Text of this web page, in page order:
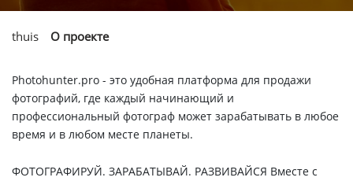
thuis О проекте
Photohunter.pro - это удобная платформа для продажи
фотографий, где каждый начинающий и
профессиональный фотограф может зарабатывать в любое
время и в любом месте планеты.
ФОТОГРАФИРУЙ. ЗАРАБАТЫВАЙ. РАЗВИВАЙСЯ Вместе с